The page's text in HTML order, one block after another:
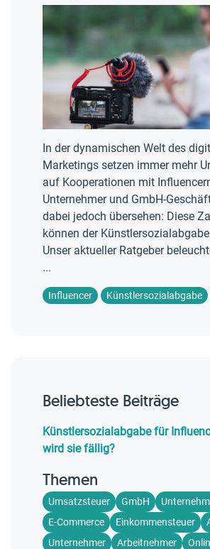
In der dynamischen Welt des
Marketings setzen immer mehr
auf Kooperationen mit
Unternehmer und GmbH-
dabei jedoch übersehen: Diese
können der
Unser aktueller Ratgeber
...
Influencer Künstlersozialabgabe
Beliebteste Beiträge
Künstlersozialabgabe für
wird sie fällig?
Themen
Umsatzsteuer GmbH
E-Commerce
Einkommensteuer
Unternehmer
Arbeitnehmer